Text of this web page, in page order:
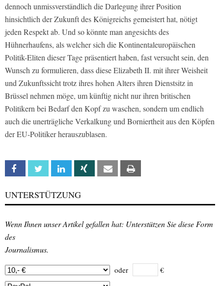
dennoch unmissverständlich die Darlegung ihrer Position
hinsichtlich der Zukunft des Königreichs gemeistert hat, nötigt
jeden Respekt ab. Und so könnte man angesichts des
Hühnerhaufens, als welcher sich die Kontinentaleuropäischen
Politik-Eliten dieser Tage präsentiert haben, fast versucht sein, den
Wunsch zu formulieren, dass diese Elizabeth II. mit ihrer Weisheit
und Zukunftssicht trotz ihres hohen Alters ihren Dienstsitz in
Brüssel nehmen möge, um künftig nicht nur ihren britischen
Politikern bei Bedarf den Kopf zu waschen, sondern um endlich
auch die unerträgliche Verkalkung und Borniertheit aus den Köpfen
der EU-Politiker herauszublasen.
Facebook Twitter Linkedin Xing Email
UNTERSTÜTZUNG
Wenn Ihnen unser Artikel gefallen hat: Unterstützen Sie diese Form
des
Journalismus.
oder €